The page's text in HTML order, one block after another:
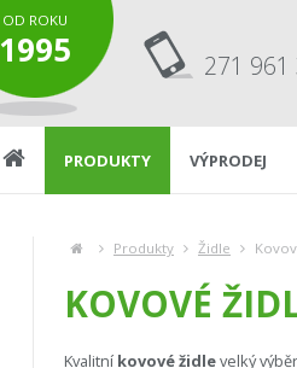
OD ROKU
1995 271 961
PRODUKTY VÝPRODEJ
Produkty Židle
KOVOVÉ
Kvalitní kovové židlevelký